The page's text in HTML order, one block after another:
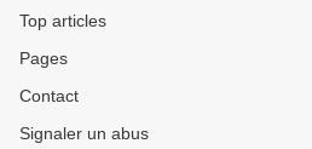
Top articles
Pages
Contact
Signaler un abus